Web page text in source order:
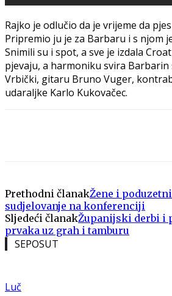
Rajko je odlučio da je vrijeme da
Pripremio ju je za Barbaru i s njom
Snimili su i spot, a sve je izdala
pjevaju, a harmoniku svira
Vrbički, gitaru Bruno Vuger,
udaraljke Karlo Kukovačec.
Prethodni članakŽene i
sudjelovanje na konferenciji
Sljedeći članakŽupanijski derbi i
prvaka uz grah i tamburu
SEPOSUT
Luč